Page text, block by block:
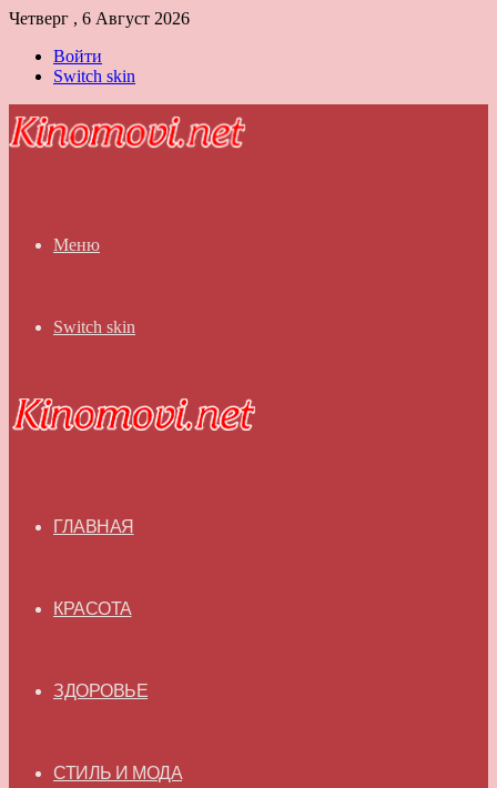
Четверг , 6 Август 2026
Войти
Switch skin
Меню
Switch skin
ГЛАВНАЯ
КРАСОТА
ЗДОРОВЬЕ
СТИЛЬ И МОДА